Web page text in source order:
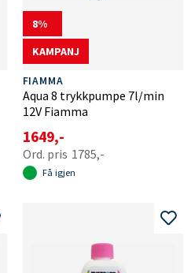
8
KAMPANJ
FIAMMA
Aqua 8 trykkpumpe 7l/min
12V Fiamma
1649,-
1785,-
Få igjen